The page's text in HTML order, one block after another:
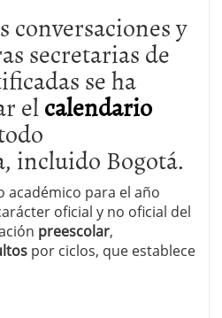
conversaciones y
secretarias de
se ha
elcalendario
incluido Bogotá.
académico para el año
oficial y no oficial del
preescolar,
por ciclos, que establece